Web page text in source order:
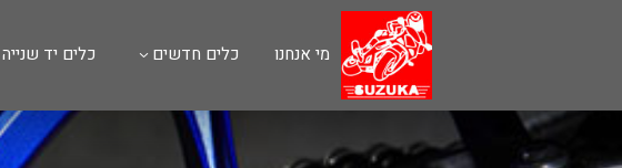
מי אנחנו כלים חדשים כלים יד שנייה